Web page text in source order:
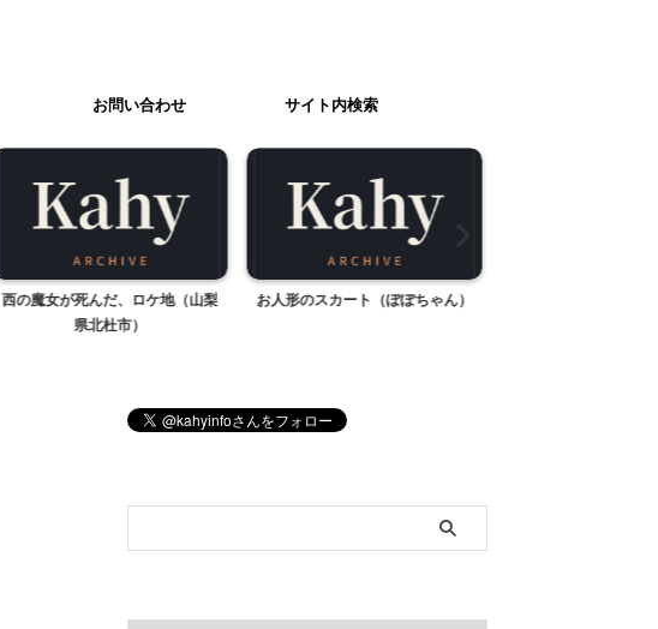
お問い合わせ サイト内検索
西の魔女が死んだ、ロケ地（山梨
県北杜市）
お人形のスカート（ぽぽちゃん）